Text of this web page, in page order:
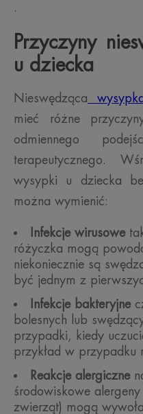
.
Przyczyny
u dziecka
Nieswędząca
mieć różne
odmiennego
terapeutycznego.
wysypki u dziecka
można wymienić:
Infekcje wirusowe
różyczka mogą
niekoniecznie są
być jednym z
Infekcje bakteryjne
bolesnych lub
przypadki, kiedy
przykład w przypadku
Reakcje alergiczne
środowiskowe
zwierząt) mogą